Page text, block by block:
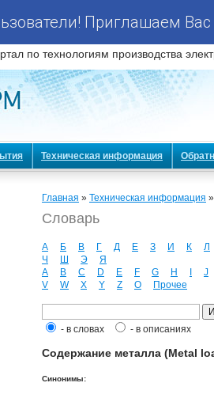
Приглашаем
по технологиям производства
Техническая информация
Главная » Техническая информация
Словарь
А Б В Г Д Е З И К
Л
Ч
Ш Э
Я
A
B C D E F G H
J
V
W X Y Z О Прочее
- в словах - в описаниях
Содержание металла (Metal
Синонимы: